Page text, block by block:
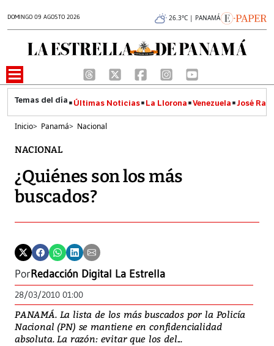
DOMINGO 09 AGOSTO 2026 26.3°C | PANAMÁ
Últimas Noticias La Llorona Venezuela José
Inicio> Panamá> Nacional
NACIONAL
¿Quiénes son los más
buscados?
PorRedacción Digital La Estrella
28/03/2010 01:00
PANAMÁ. La lista de los más buscados por la Policía
Nacional (PN) se mantiene en confidencialidad
absoluta. La razón: evitar que los del...